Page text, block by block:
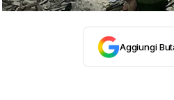
TRUFFE E
Aggiungi